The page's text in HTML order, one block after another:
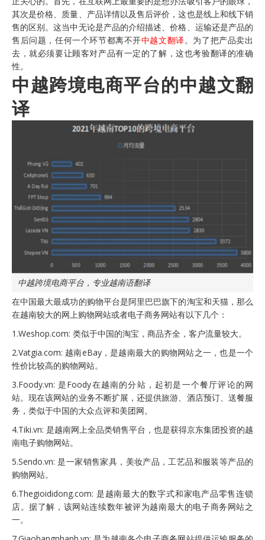
其次是价格、质量、产品详情以及售后评价，这也是线上和线下销
售的区别。这当中无论是产品的介绍描述、价格、运输还是产品的
售后问题，任何一个环节都离不开中越文翻译。为了把产品卖出
去，就必须要让顾客对产品有一定的了解，这也考验翻译的准确
性。
中越跨境电商平台的中越文翻
译
中越跨境电商平台，专业越南语翻译
在中国最大最成功的购物平台是阿里巴巴旗下的淘宝和天猫，那么
在越南较大的网上购物网站或者电子商务网站有以下几个：
1.Weshop.com: 类似于中国的淘宝，商品齐全，客户流量较大。
2.Vatgia.com: 越南eBay，是越南最大的购物网站之一，也是一个
性价比较高的购物网站。
3.Foody.vn: 是Foody在越南的分站，起初是一个餐厅评论的网
站。现在该网站的业务不断扩展，还提供旅游、酒店预订、送餐服
务，类似于中国的大众点评和美团网。
4.Tiki.vn: 是越南网上全品类销售平台，也是获得京东集团投资的越
南电子购物网站。
5.Sendo.vn: 是一家销售家具，美妆产品，工艺品和服装等产品的
购物网站。
6.Thegioididong.com: 是越南最大的数字式和家电产品零售连锁
店。据了解，该网站连续数年被评为越南最大的电子商务网站之
一。